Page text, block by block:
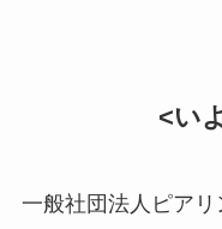
<い
一般社団法人ピアリ